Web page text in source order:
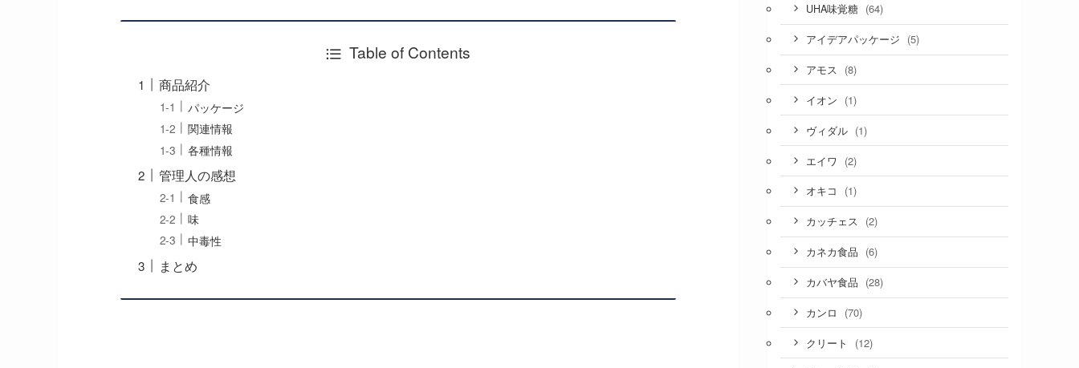
Table of Contents
商品紹介
パッケージ
関連情報
各種情報
管理人の感想
食感
味
中毒性
まとめ
UHA味覚糖 (64)
アイデアパッケージ (5)
アモス (8)
イオン (1)
ヴィダル (1)
エイワ (2)
オキコ (1)
カッチェス (2)
カネカ食品 (6)
カバヤ食品 (28)
カンロ (70)
クリート (12)